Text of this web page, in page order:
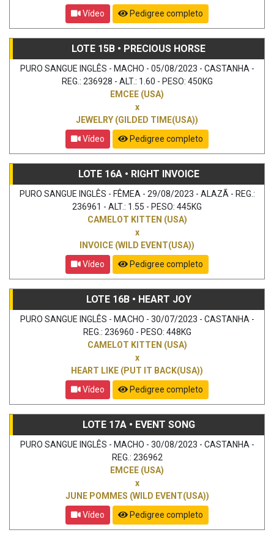
Vídeo
Pedigree completo
LOTE 15B • PRECIOUS HORSE
PURO SANGUE INGLÊS - MACHO - 05/08/2023 - CASTANHA -
REG.: 236928 - ALT.: 1.60 - PESO: 450KG
EMCEE (USA)
x
JEWELRY (GILDED TIME(USA))
Vídeo
Pedigree completo
LOTE 16A • RIGHT INVOICE
PURO SANGUE INGLÊS - FÊMEA - 29/08/2023 - ALAZÃ - REG.:
236961 - ALT.: 1.55 - PESO: 445KG
CAMELOT KITTEN (USA)
x
INVOICE (WILD EVENT(USA))
Vídeo
Pedigree completo
LOTE 16B • HEART JOY
PURO SANGUE INGLÊS - MACHO - 30/07/2023 - CASTANHA -
REG.: 236960 - PESO: 448KG
CAMELOT KITTEN (USA)
x
HEART LIKE (PUT IT BACK(USA))
Vídeo
Pedigree completo
LOTE 17A • EVENT SONG
PURO SANGUE INGLÊS - MACHO - 30/08/2023 - CASTANHA -
REG.: 236962
EMCEE (USA)
x
JUNE POMMES (WILD EVENT(USA))
Vídeo
Pedigree completo